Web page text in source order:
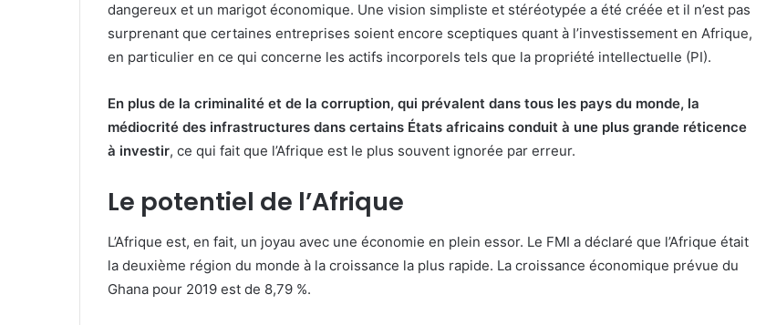
dangereux et un marigot économique. Une vision simpliste et stéréotypée a été créée et il n’est pas
surprenant que certaines entreprises soient encore sceptiques quant à l’investissement en Afrique,
en particulier en ce qui concerne les actifs incorporels tels que la propriété intellectuelle (PI).
En plus de la criminalité et de la corruption, qui prévalent dans tous les pays du monde, la
médiocrité des infrastructures dans certains États africains conduit à une plus grande réticence
à investir, ce qui fait que l’Afrique est le plus souvent ignorée par erreur.
Le potentiel de l’Afrique
L’Afrique est, en fait, un joyau avec une économie en plein essor. Le FMI a déclaré que l’Afrique était
la deuxième région du monde à la croissance la plus rapide. La croissance économique prévue du
Ghana pour 2019 est de 8,79 %.